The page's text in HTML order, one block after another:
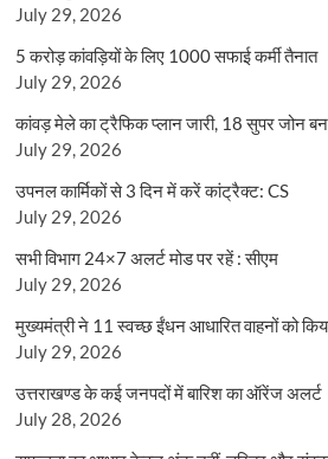
July 29, 2026
5 करोड़ कांवड़ियों के लिए 1000 सफाई कर्मी तैनात
July 29, 2026
कांवड़ मेले का ट्रैफिक प्लान जारी, 18 सुपर जोन
July 29, 2026
उपनल कार्मिकों से 3 दिन में करें कांट्रैक्ट: CS
July 29, 2026
सभी विभाग 24×7 अलर्ट मोड पर रहें : सीएम
July 29, 2026
मुख्यमंत्री ने 11 स्वच्छ ईंधन आधारित वाहनों को
July 29, 2026
उत्तराखण्ड के कई जनपदों में बारिश का ऑरेंज अलर्ट
July 28, 2026